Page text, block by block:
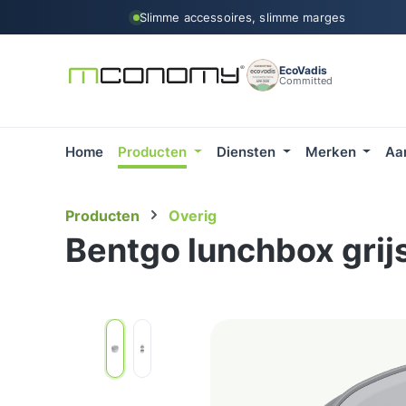
de hoofdinhoud
Ga naar de zoekopdracht
Ga naar de hoofdnavigatieSlimme accessoires, slimme marges
EcoVadis
Committed
Home Producten Diensten Merken
Producten Overig
Bentgo lunchbox